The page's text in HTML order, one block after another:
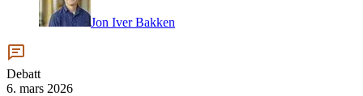
Jon Iver Bakken
Debatt
6. mars 2026